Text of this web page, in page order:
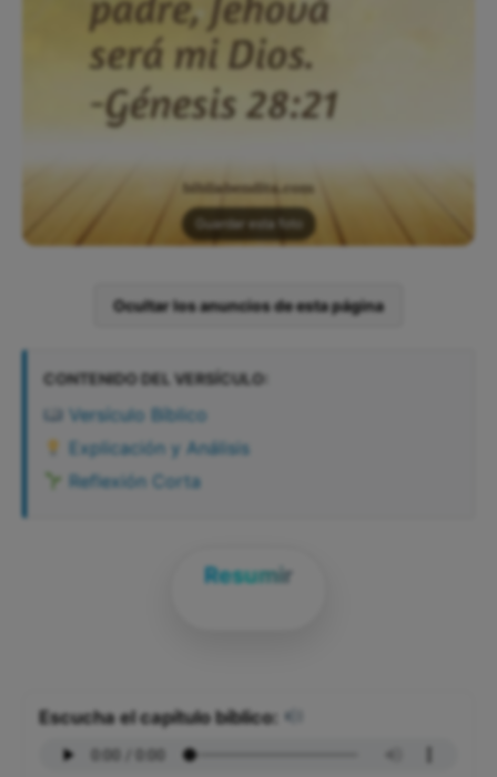
Guardar esta foto
Ocultar los anuncios de esta página
CONTENIDO DEL VERSÍCULO:
Versículo Bíblico
Explicación y Análisis
Reflexión Corta
Resumir
Escucha el capítulo bíblico: